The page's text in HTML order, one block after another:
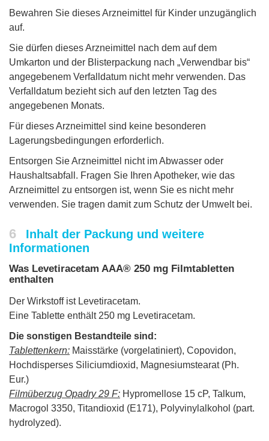
Bewahren Sie dieses Arzneimittel für Kinder unzugänglich
auf.
Sie dürfen dieses Arzneimittel nach dem auf dem
Umkarton und der Blisterpackung nach „Verwendbar bis“
angegebenem Verfalldatum nicht mehr verwenden. Das
Verfalldatum bezieht sich auf den letzten Tag des
angegebenen Monats.
Für dieses Arzneimittel sind keine besonderen
Lagerungsbedingungen erforderlich.
Entsorgen Sie Arzneimittel nicht im Abwasser oder
Haushaltsabfall. Fragen Sie Ihren Apotheker, wie das
Arzneimittel zu entsorgen ist, wenn Sie es nicht mehr
verwenden. Sie tragen damit zum Schutz der Umwelt bei.
6
Inhalt der Packung und weitere
Informationen
Was Levetiracetam AAA® 250 mg Filmtabletten
enthalten
Der Wirkstoff ist Levetiracetam.
Eine Tablette enthält 250 mg Levetiracetam.
Die sonstigen Bestandteile sind:
Tablettenkern: Maisstärke (vorgelatiniert), Copovidon,
Hochdisperses Siliciumdioxid, Magnesiumstearat (Ph.
Eur.)
Filmüberzug Opadry 29 F: Hypromellose 15 cP, Talkum,
Macrogol 3350, Titandioxid (E171), Polyvinylalkohol (part.
hydrolyzed).